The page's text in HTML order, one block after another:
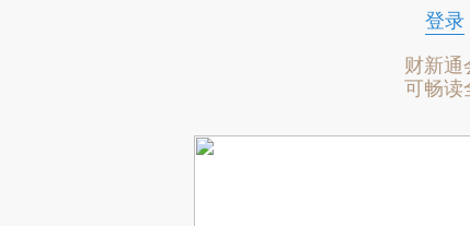
登录
财新通
可畅读